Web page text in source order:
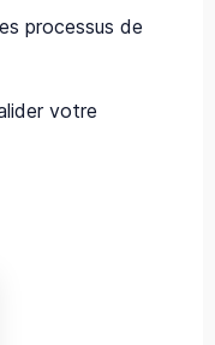
processus de
votre